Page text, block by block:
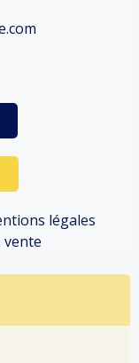
légales
vente